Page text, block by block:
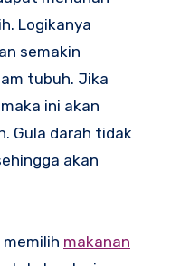
Logikanya
semakin
tubuh. Jika
ini akan
Gula darah tidak
akan
makanan